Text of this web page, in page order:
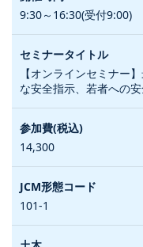
9:30～16:30(受付9:00)
【オンラインセミナー
な安全指示、若者への
14,300
101-1